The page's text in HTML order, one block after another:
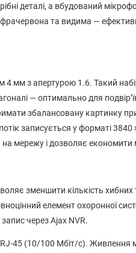
деталі, а вбудований
та видима —
мм з апертурою 1.6. Такий
— оптимально для
збалансовану картинку
записується у форматі 3840
мережу і дозволяє економити
зменшити кількість хибних
елемент охоронної
через Ajax NVR.
RJ-45 (10/100 Мбіт/с). Живлення